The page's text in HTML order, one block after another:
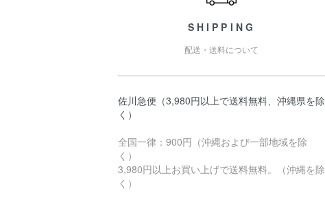
SHIPPING
配送・送料について
佐川急便（3,980円以上で送料無料、沖縄県を除
く）
全国一律：900円（沖縄および一部地域を除
く）
3,980円以上お買い上げで送料無料。（沖縄を除
く）